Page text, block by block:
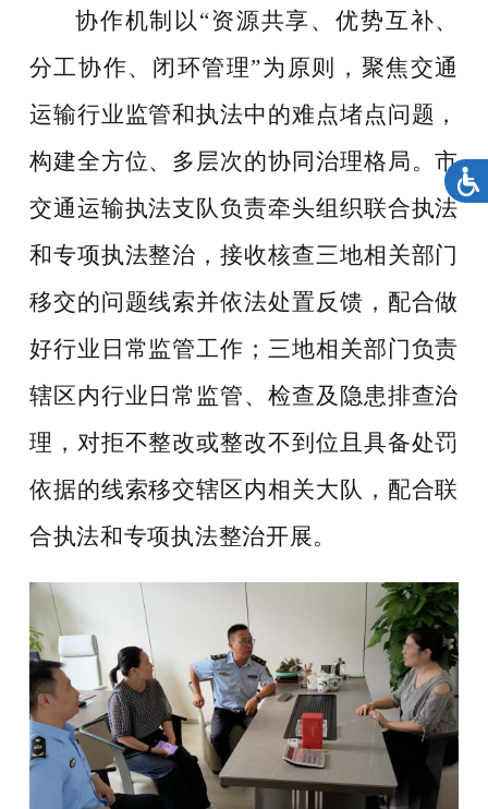
协作机制以“资源共享、优势互补、
分工协作、闭环管理”为原则，聚焦交通
运输行业监管和执法中的难点堵点问题，
构建全方位、多层次的协同治理格局。市
交通运输执法支队负责牵头组织联合执法
和专项执法整治，接收核查三地相关部门
移交的问题线索并依法处置反馈，配合做
好行业日常监管工作；三地相关部门负责
辖区内行业日常监管、检查及隐患排查治
理，对拒不整改或整改不到位且具备处罚
依据的线索移交辖区内相关大队，配合联
合执法和专项执法整治开展。